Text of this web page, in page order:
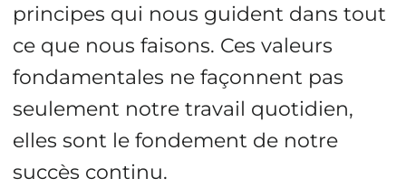
principes qui nous guident dans tout
ce que nous faisons. Ces valeurs
fondamentales ne façonnent pas
seulement notre travail quotidien,
elles sont le fondement de notre
succès continu.